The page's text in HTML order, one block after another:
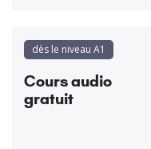
dès le niveau A1
Cours audio
gratuit